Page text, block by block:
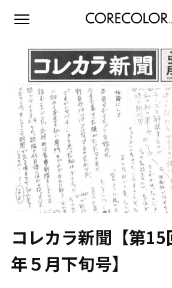
コレカラ新聞【第
年５月下旬号】